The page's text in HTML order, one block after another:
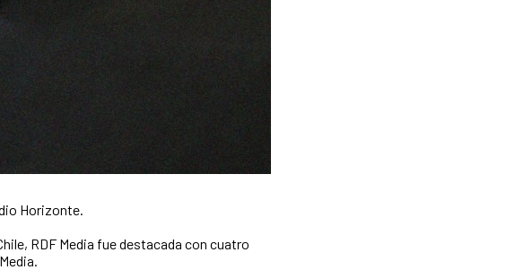
Horizonte.
RDF Media fue destacada con cuatro